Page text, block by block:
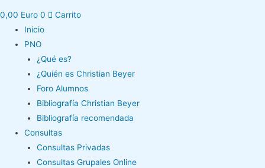
0,00 Euro 0
Carrito
Inicio
PNO
¿Qué es?
¿Quién es Christian Beyer
Foro Alumnos
Bibliografía Christian Beyer
Bibliografía recomendada
Consultas
Consultas Privadas
Consultas Grupales Online